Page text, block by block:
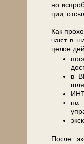
но
ции,
Как
ча­ют в
целое
в
на
После